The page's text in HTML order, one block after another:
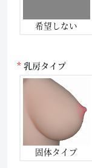
希望しない
乳房タイプ
固体タイプ